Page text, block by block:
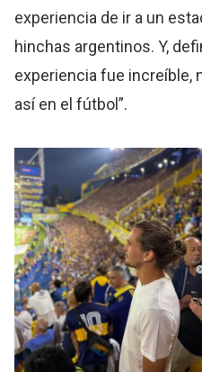
experiencia de ir a un
hinchas argentinos. Y,
experiencia fue increíble,
así en el fútbol”.